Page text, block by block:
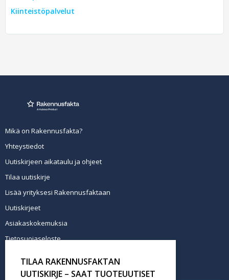
Kiinteistöpalvelut
Mikä on Rakennusfakta?
Yhteystiedot
Uutiskirjeen aikataulu ja ohjeet
Tilaa uutiskirje
Lisää yrityksesi Rakennusfaktaan
Uutiskirjeet
Asiakaskokemuksia
Tietosuojaseloste
Tilaa uutiskirje
TILAA RAKENNUSFAKTAN
UUTISKIRJE – SAAT TUOTEUUTISET